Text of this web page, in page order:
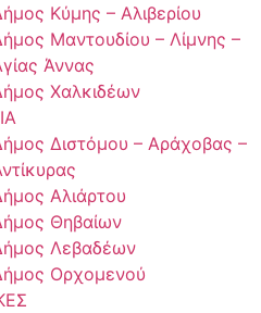
Κύμης – Αλιβερίου
Μαντουδίου – Λίμνης –
Άννας
Χαλκιδέων
Διστόμου – Αράχοβας –
Αλιάρτου
Θηβαίων
Λεβαδέων
Ορχομενού